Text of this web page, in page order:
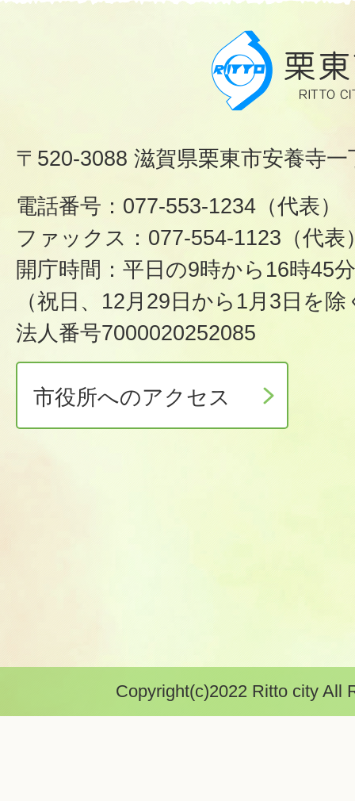
〒520-3088 滋賀県栗東市安養寺
電話番号：077-553-1234（代表）
ファックス：077-554-1123（代表
開庁時間：平日の9時から16時45分
（祝日、12月29日から1月3日を除
法人番号7000020252085
市役所へのアクセス
Copyright(c)2022 Ritto city All